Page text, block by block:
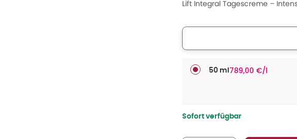
Lift Integral Tagescreme –
50 ml 789,00 €/l
Sofort verfügbar